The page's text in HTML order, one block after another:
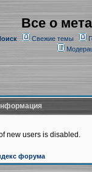
Все о
Свежие темы
new users is disabled.
форума